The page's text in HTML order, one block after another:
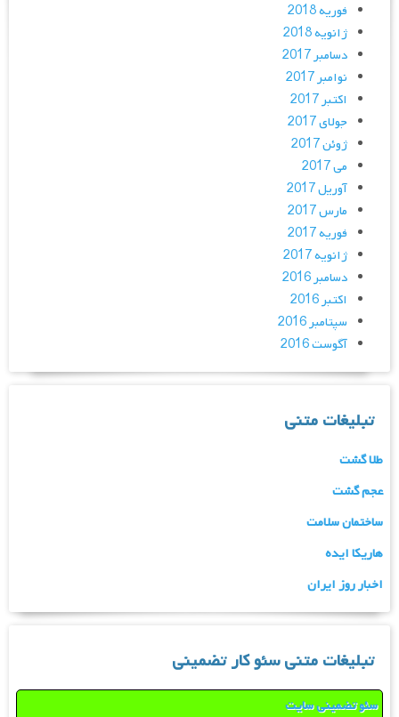
فوریه 2018
ژانویه 2018
دسامبر 2017
نوامبر 2017
اکتبر 2017
جولای 2017
ژوئن 2017
می 2017
آوریل 2017
مارس 2017
فوریه 2017
ژانویه 2017
دسامبر 2016
اکتبر 2016
سپتامبر 2016
آگوست 2016
تبلیغات متنی
طلا گشت
عجم گشت
ساختمان سلامت
هاریکا ایده
اخبار روز ایران
تبلیغات متنی سئو کار تضمینی
سئو تضمینی سایت